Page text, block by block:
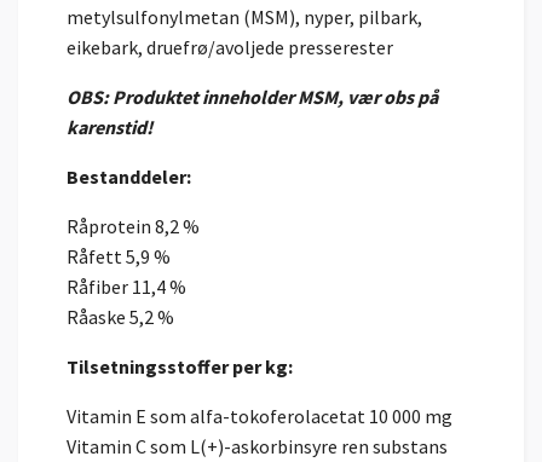
metylsulfonylmetan (MSM), nyper, pilbark,
eikebark, druefrø/avoljede presserester
OBS: Produktet inneholder MSM, vær obs på
karenstid!
Bestanddeler:
Råprotein 8,2 %
Råfett 5,9 %
Råfiber 11,4 %
Råaske 5,2 %
Tilsetningsstoffer per kg:
Vitamin E som alfa-tokoferolacetat 10 000 mg
Vitamin C som L(+)-askorbinsyre ren substans